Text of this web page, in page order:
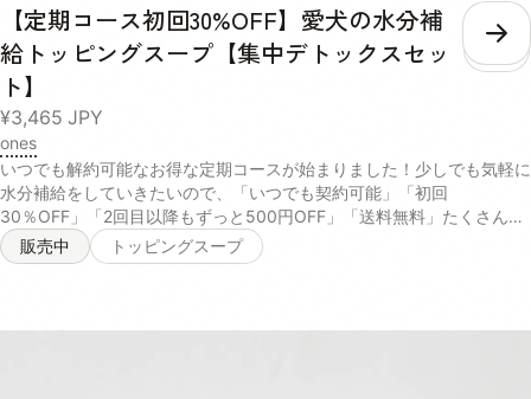
セット 大型犬超大型犬 1010ml〜 3セット
【定期コース初回30%OFF】愛犬の水分補
給トッピングスープ【集中デトックスセッ
ト】
¥3,465 JPY
こ
ones
いつでも解約可能なお得な定期コースが始まりました！少しでも気軽に
水分補給をしていきたいので、「いつでも契約可能」「初回
30％OFF」「2回目以降もずっと500円OFF」「送料無料」たくさんの
特典をご用意しております。お試しください！ ＝＝＝＝＝＝＝＝＝＝
＝＝＝＝＝＝＝＝＝＝ ※ 2回目以降は¥4,450、定価から¥500オフでお
度定期コース追加時に初回割引が適応されない場合がございます。 ※定
販売中 トッピングスープ